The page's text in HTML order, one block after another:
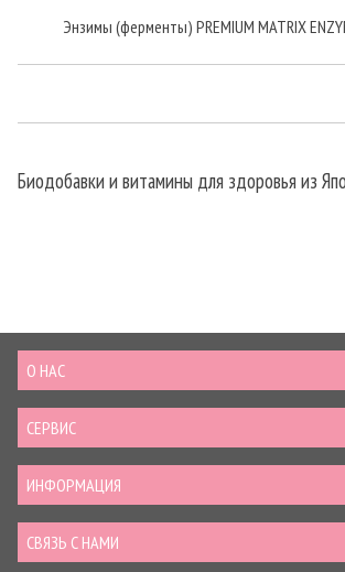
Энзимы (ферменты) PREMIUM MATRIX
Биодобавки и витамины для здоровья из
О НАС
СЕРВИС
ИНФОРМАЦИЯ
СВЯЗЬ С НАМИ